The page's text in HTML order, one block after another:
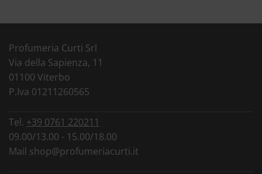
Profumeria Curti Srl
Via della Sapienza, 11
01100 Viterbo
P.Iva 01211260565
Tel. +39 0761 220211
09.00/13.00 - 15.00/18.00
Mail shop@profumeriacurti.it